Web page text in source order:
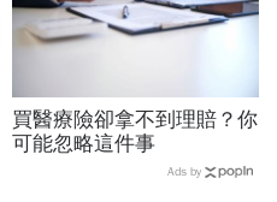
買醫療險卻拿不到理賠？你
可能忽略這件事
Ads by